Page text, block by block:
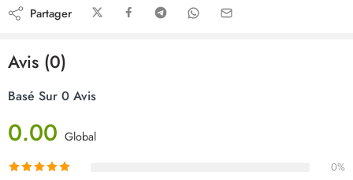
Partager
Avis (0)
Basé Sur 0 Avis
0.00 Global
0%